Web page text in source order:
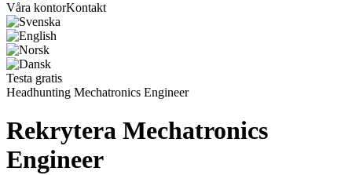
Våra kontorKontakt
Testa gratis
Headhunting Mechatronics Engineer
Rekrytera Mechatronics
Engineer